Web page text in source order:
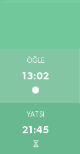
ÖĞLE
13:02
YATSI
21:45